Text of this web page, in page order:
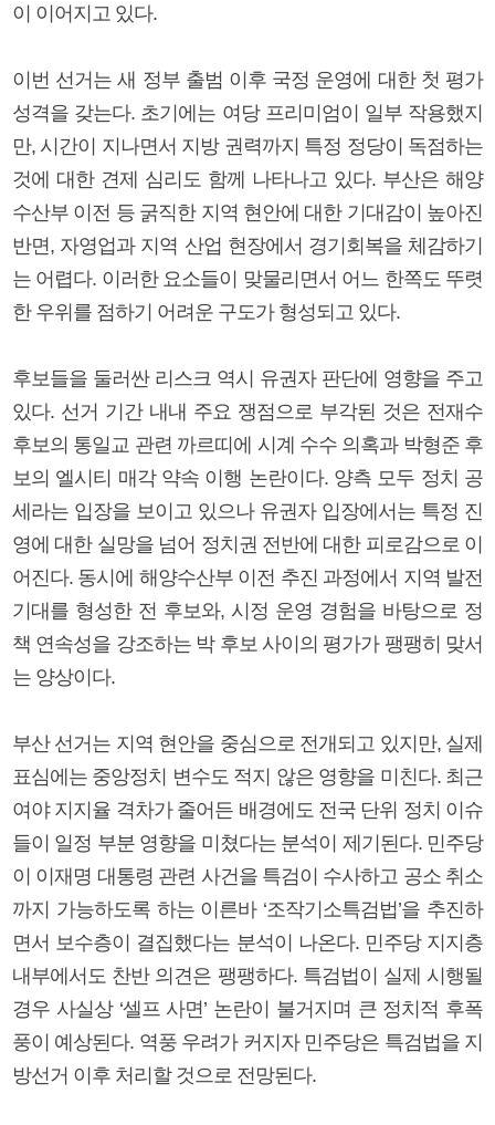
이 이어지고 있다.
이번 선거는 새 정부 출범 이후 국정 운영에 대한 첫 평가
성격을 갖는다. 초기에는 여당 프리미엄이 일부 작용했지
만, 시간이 지나면서 지방 권력까지 특정 정당이 독점하는
것에 대한 견제 심리도 함께 나타나고 있다. 부산은 해양
수산부 이전 등 굵직한 지역 현안에 대한 기대감이 높아진
반면, 자영업과 지역 산업 현장에서 경기회복을 체감하기
는 어렵다. 이러한 요소들이 맞물리면서 어느 한쪽도 뚜렷
한 우위를 점하기 어려운 구도가 형성되고 있다.
후보들을 둘러싼 리스크 역시 유권자 판단에 영향을 주고
있다. 선거 기간 내내 주요 쟁점으로 부각된 것은 전재수
후보의 통일교 관련 까르띠에 시계 수수 의혹과 박형준 후
보의 엘시티 매각 약속 이행 논란이다. 양측 모두 정치 공
세라는 입장을 보이고 있으나 유권자 입장에서는 특정 진
영에 대한 실망을 넘어 정치권 전반에 대한 피로감으로 이
어진다. 동시에 해양수산부 이전 추진 과정에서 지역 발전
기대를 형성한 전 후보와, 시정 운영 경험을 바탕으로 정
책 연속성을 강조하는 박 후보 사이의 평가가 팽팽히 맞서
는 양상이다.
부산 선거는 지역 현안을 중심으로 전개되고 있지만, 실제
표심에는 중앙정치 변수도 적지 않은 영향을 미친다. 최근
여야 지지율 격차가 줄어든 배경에도 전국 단위 정치 이슈
들이 일정 부분 영향을 미쳤다는 분석이 제기된다. 민주당
이 이재명 대통령 관련 사건을 특검이 수사하고 공소 취소
까지 가능하도록 하는 이른바 ‘조작기소특검법’을 추진하
면서 보수층이 결집했다는 분석이 나온다. 민주당 지지층
내부에서도 찬반 의견은 팽팽하다. 특검법이 실제 시행될
경우 사실상 ‘셀프 사면’ 논란이 불거지며 큰 정치적 후폭
풍이 예상된다. 역풍 우려가 커지자 민주당은 특검법을 지
방선거 이후 처리할 것으로 전망된다.